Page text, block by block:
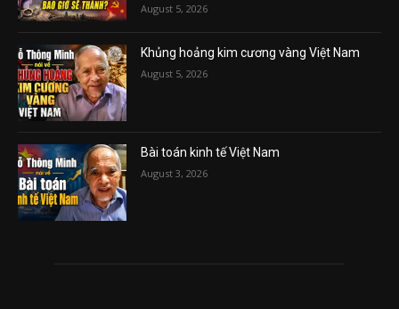
August 5, 2026
Khủng hoảng kim cương vàng Việt Nam
August 5, 2026
Bài toán kinh tế Việt Nam
August 3, 2026